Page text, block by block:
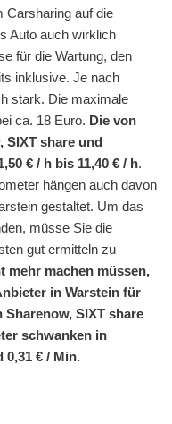
Carsharing auf die
Auto auch wirklich
für die Wartung, den
inklusive. Je nach
stark. Die maximale
ca. 18 Euro. Die von
SIXT share und
€ / h bis 11,40 € / h.
hängen auch davon
gestaltet. Um das
müsse Sie die
gut ermitteln zu
mehr machen müssen,
in Warstein für
Sharenow, SIXT share
schwanken in
0,31 € / Min.